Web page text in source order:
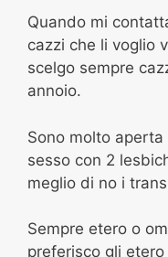
Quando mi
cazzi che li voglio
scelgo sempre
annoio.
Sono molto
sesso con 2
meglio di no i
Sempre etero o
preferisco gli